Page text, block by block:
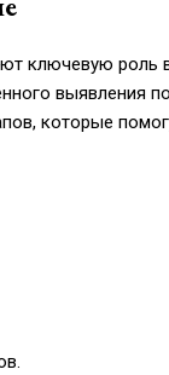
ключевую
выявления
которые